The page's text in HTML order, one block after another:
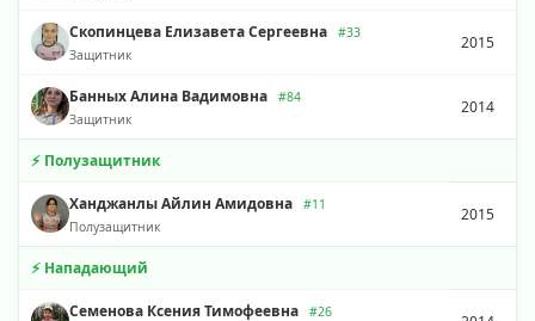
Скопинцева Елизавета Сергеевна
#33
Защитник
2015
Банных Алина Вадимовна
#84
Защитник
2014
⚡ Полузащитник
Ханджанлы Айлин Амидовна
#11
Полузащитник
2015
⚡ Нападающий
Семенова Ксения Тимофеевна
#26